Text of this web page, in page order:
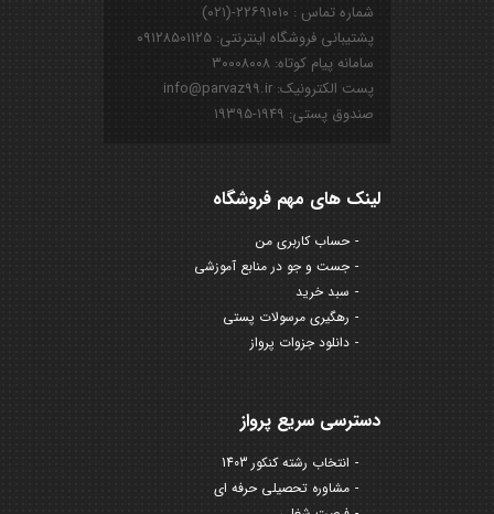
شماره تماس : ۲۲۶۹۱۰۱۰-(۰۲۱)
پشتیبانی فروشگاه اینترنتی: ۰۹۱۲۸۵۰۱۱۲۵
سامانه پیام کوتاه: ۳۰۰۰۸۰۰۸
پست الکترونیک: info@parvaz99.ir
صندوق پستی: ۱۹۴۹-۱۹۳۹۵
لینک های مهم فروشگاه
حساب کاربری من
جست و جو در منابع آموزشی
سبد خرید
رهگیری مرسولات پستی
دانلود جزوات پرواز
دسترسی سریع پرواز
انتخاب رشته کنکور 1403
مشاوره تحصیلی حرفه ای